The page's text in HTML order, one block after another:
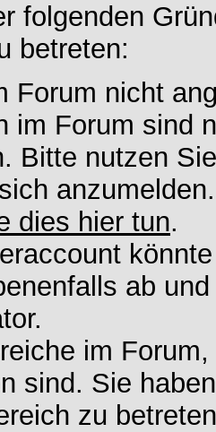
folgenden
betreten:
Forum nicht
im Forum sind
Bitte nutzen
dies hier tun.
ab
im
sind. Sie
zu